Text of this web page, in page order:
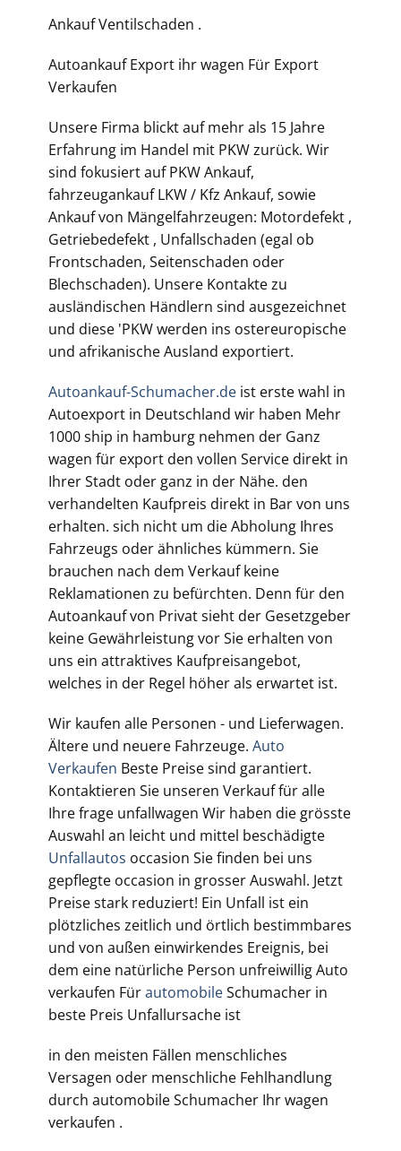
Ankauf Ventilschaden .
Autoankauf Export ihr wagen Für Export
Verkaufen
Unsere Firma blickt auf mehr als 15 Jahre
Erfahrung im Handel mit PKW zurück. Wir
sind fokusiert auf PKW Ankauf,
fahrzeugankauf LKW / Kfz Ankauf, sowie
Ankauf von Mängelfahrzeugen: Motordefekt ,
Getriebedefekt , Unfallschaden (egal ob
Frontschaden, Seitenschaden oder
Blechschaden). Unsere Kontakte zu
ausländischen Händlern sind ausgezeichnet
und diese 'PKW werden ins ostereuropische
und afrikanische Ausland exportiert.
Autoankauf-Schumacher.de ist erste wahl in
Autoexport in Deutschland wir haben Mehr
1000 ship in hamburg nehmen der Ganz
wagen für export den vollen Service direkt in
Ihrer Stadt oder ganz in der Nähe. den
verhandelten Kaufpreis direkt in Bar von uns
erhalten. sich nicht um die Abholung Ihres
Fahrzeugs oder ähnliches kümmern. Sie
brauchen nach dem Verkauf keine
Reklamationen zu befürchten. Denn für den
Autoankauf von Privat sieht der Gesetzgeber
keine Gewährleistung vor Sie erhalten von
uns ein attraktives Kaufpreisangebot,
welches in der Regel höher als erwartet ist.
Wir kaufen alle Personen - und Lieferwagen.
Ältere und neuere Fahrzeuge. Auto
Verkaufen Beste Preise sind garantiert.
Kontaktieren Sie unseren Verkauf für alle
Ihre frage unfallwagen Wir haben die grösste
Auswahl an leicht und mittel beschädigte
Unfallautos occasion Sie finden bei uns
gepflegte occasion in grosser Auswahl. Jetzt
Preise stark reduziert! Ein Unfall ist ein
plötzliches zeitlich und örtlich bestimmbares
und von außen einwirkendes Ereignis, bei
dem eine natürliche Person unfreiwillig Auto
verkaufen FürautomobileSchumacher in
beste Preis Unfallursache ist
in den meisten Fällen menschliches
Versagen oder menschliche Fehlhandlung
durch automobileSchumacher Ihr wagen
verkaufen .